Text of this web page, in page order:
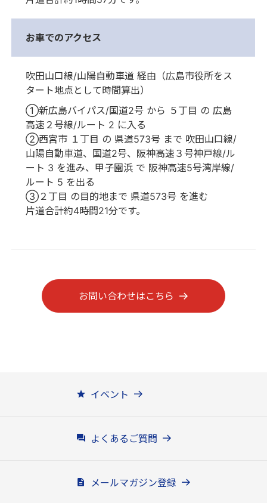
お車でのアクセス
吹田山口線/山陽自動車道 経由（広島市役所をス
タート地点として時間算出）
①新広島バイパス/国道2号 から ５丁目 の 広島
高速２号線/ルート 2 に入る
②西宮市 １丁目 の 県道573号 まで 吹田山口線/
山陽自動車道、国道2号、阪神高速３号神戸線/ル
ート 3 を進み、甲子園浜 で 阪神高速5号湾岸線/
ルート 5 を出る
③２丁目 の目的地まで 県道573号 を進む
片道合計約4時間21分です。
お問い合わせはこちら
イベント
よくあるご質問
メールマガジン登録